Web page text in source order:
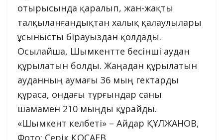
отырысында қаралып, жан-жақты
талқыланғандықтан халық қалаулылары
ұсынысты бірауыздан қолдады.
Осылайша, Шымкентте бесінші аудан
құрылатын болды. Жаңадан құрылатын
ауданның аумағы 36 мың гектарды
құраса, ондағы тұрғындар саны
шамамен 210 мыңды құрайды.
«Шымкент келбеті» – Айдар ҚҰЛЖАНОВ,
Фото: Серік ҚОСАЕВ.